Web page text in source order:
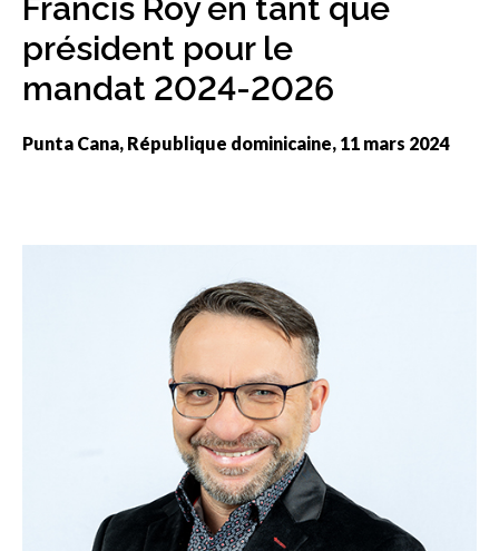
Sceau d’or
Événements
Francis Roy en tant que
président pour le
mandat 2024-2026
Punta Cana, République dominicaine, 11 mars 2024